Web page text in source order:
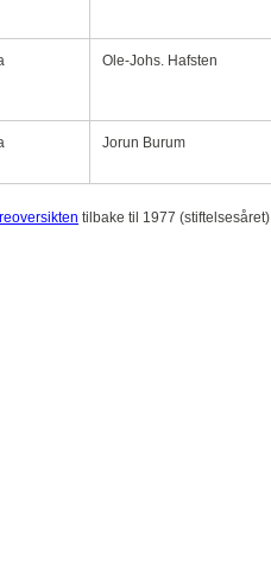
Ole-Johs. Hafsten
Jorun Burum
tilbake til 1977 (stiftelsesåret)